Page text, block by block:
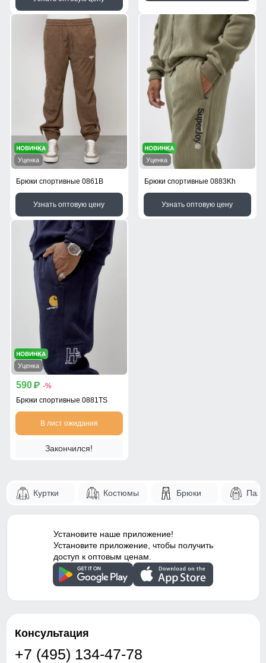
Уценка
Брюки спортивные 0861B
Узнать оптовую цену
Уценка
Брюки спортивные 0883Kh
Узнать оптовую цену
Уценка
590 p -%
Брюки спортивные 0881TS
В лист ожидания
Закончился!
Куртки Костюмы Брюки
Установите наше приложение!
Установите приложение, чтобы получить
доступ к оптовым ценам.
Консультация
+7 (495) 134-47-78